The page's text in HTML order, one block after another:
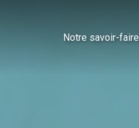
Notre savoir-faire